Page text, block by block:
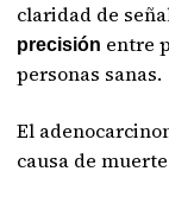
claridad de
precisión entre
personas sanas.
El
causa de